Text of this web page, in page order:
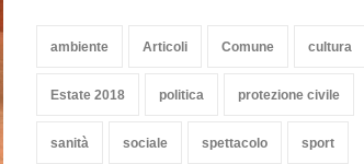
Articoli cultura 8 Maggio 2020
ambiente Articoli Comune cultura
Estate 2018 politica protezione civile
sanità sociale spettacolo sport